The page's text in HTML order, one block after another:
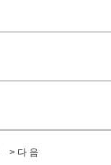
> 다 음